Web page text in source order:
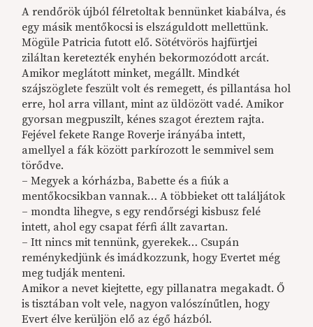
A rendőrök újból félretoltak bennünket kiabálva, és
egy másik mentőkocsi is elszáguldott mellettünk.
Mögüle Patricia futott elő. Sötétvörös hajfürtjei
ziláltan keretezték enyhén bekormozódott arcát.
Amikor meglátott minket, megállt. Mindkét
szájszöglete feszült volt és remegett, és pillantása hol
erre, hol arra villant, mint az üldözött vadé. Amikor
gyorsan megpuszilt, kénes szagot éreztem rajta.
Fejével fekete Range Roverje irányába intett,
amellyel a fák között parkírozott le semmivel sem
törődve.
– Megyek a kórházba, Babette és a fiúk a
mentőkocsikban vannak… A többieket ott találjátok
– mondta lihegve, s egy rendőrségi kisbusz felé
intett, ahol egy csapat férfi állt zavartan.
– Itt nincs mit tennünk, gyerekek… Csupán
reménykedjünk és imádkozzunk, hogy Evertet még
meg tudják menteni.
Amikor a nevet kiejtette, egy pillanatra megakadt. Ő
is tisztában volt vele, nagyon valószínűtlen, hogy
Evert élve kerüljön elő az égő házból.